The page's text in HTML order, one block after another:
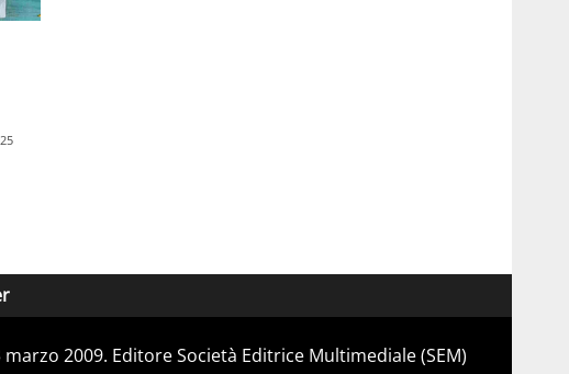
2009. Editore Società Editrice Multimediale (SEM)